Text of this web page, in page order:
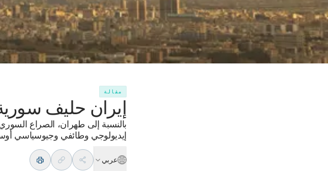
مقالة
إيران حليف
بالنسبة إلى طهران، الصراع
إيديولوجي وطائفي وجيوسياسي
عربي